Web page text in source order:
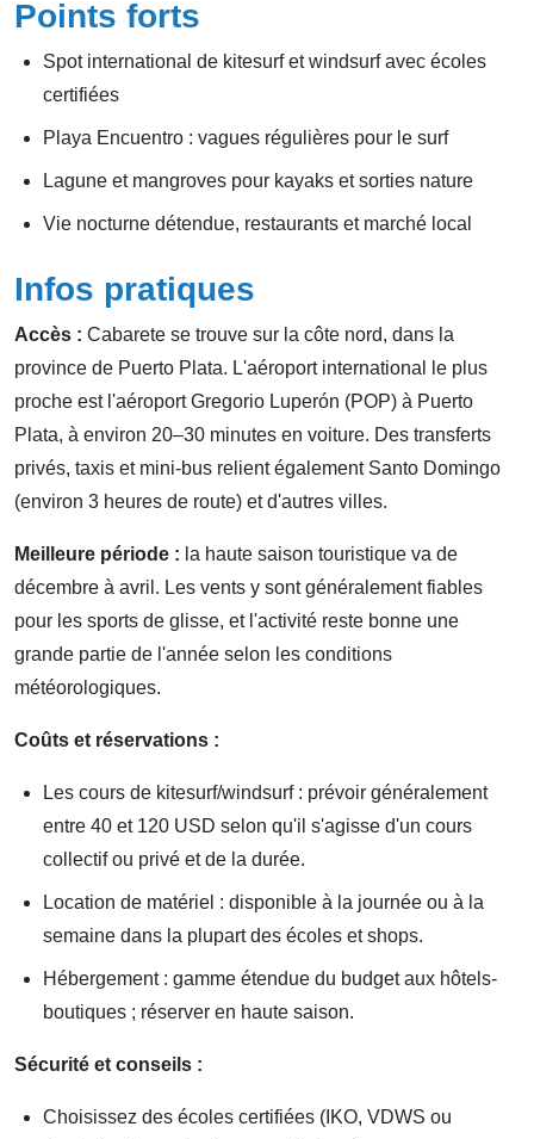
Points forts
Spot international de kitesurf et windsurf avec écoles
certifiées
Playa Encuentro : vagues régulières pour le surf
Lagune et mangroves pour kayaks et sorties nature
Vie nocturne détendue, restaurants et marché local
Infos pratiques
Accès : Cabarete se trouve sur la côte nord, dans la
province de Puerto Plata. L'aéroport international le plus
proche est l'aéroport Gregorio Luperón (POP) à Puerto
Plata, à environ 20–30 minutes en voiture. Des transferts
privés, taxis et mini-bus relient également Santo Domingo
(environ 3 heures de route) et d'autres villes.
Meilleure période : la haute saison touristique va de
décembre à avril. Les vents y sont généralement fiables
pour les sports de glisse, et l'activité reste bonne une
grande partie de l'année selon les conditions
météorologiques.
Coûts et réservations :
Les cours de kitesurf/windsurf : prévoir généralement
entre 40 et 120 USD selon qu'il s'agisse d'un cours
collectif ou privé et de la durée.
Location de matériel : disponible à la journée ou à la
semaine dans la plupart des écoles et shops.
Hébergement : gamme étendue du budget aux hôtels-
boutiques ; réserver en haute saison.
Sécurité et conseils :
Choisissez des écoles certifiées (IKO, VDWS ou